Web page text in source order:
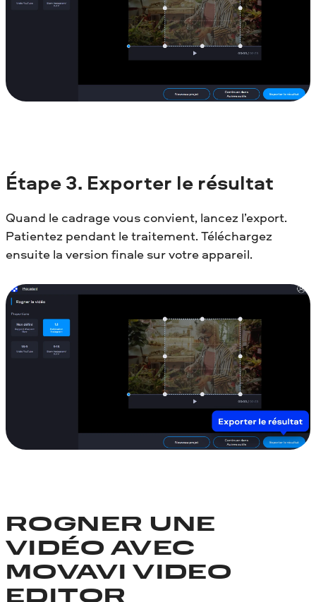
Étape3. Exporter le résultat
Quand le cadrage vous convient, lancez l’export.
Patientez pendant le traitement. Téléchargez
ensuite la version finale sur votre appareil.
ROGNER UNE
VIDÉO AVEC
MOVAVI VIDEO
EDITOR